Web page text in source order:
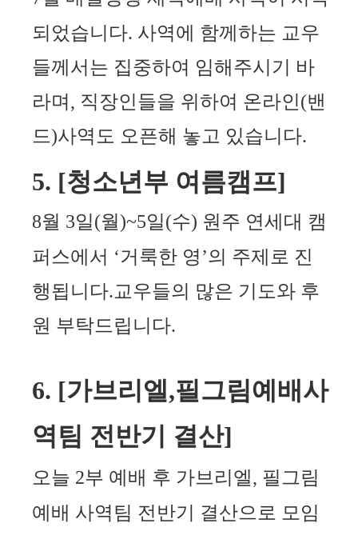
되었습니다. 사역에 함께하는 교우
들께서는 집중하여 임해주시기 바
라며 , 직장인들을 위하여 온라인(밴
드)사역도 오픈해 놓고 있습니다.
5. [청소년부 여름캠프]
8월 3일(월)~5일(수) 원주 연세대 캠
퍼스에서 ‘거룩한 영’의 주제로 진
행됩니다.교우들의 많은 기도와 후
원 부탁드립니다.
6. [가브리엘,필그림예배사
역팀 전반기 결산]
오늘 2부 예배 후 가브리엘, 필그림
예배 사역팀 전반기 결산으로 모임